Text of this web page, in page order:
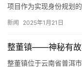
项目作为实现身份规划
乎…
新闻 2025年1月21日
整董镇——神秘有故
整董镇位于云南省普洱